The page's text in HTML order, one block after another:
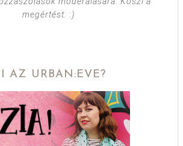
megértést. :)
AZ URBAN:EVE?